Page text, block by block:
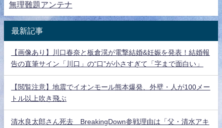
無理難題アンテナ
最新記事
【画像あり】川口春奈と板倉滉が電撃結婚&妊娠を発表！結婚報
告の直筆サイン「川口」の“口”が小さすぎて「字まで面白い」
【閲覧注意】地震でイオンモール熊本爆発、外壁・人が100メー
トル以上吹き飛ぶ
清水良太郎さん死去 BreakingDown参戦理由は「父・清水アキ